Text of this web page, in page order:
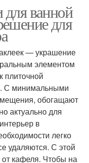
ванной
для
— украшение
элементом
плиточной
С минимальными
обогащают
актуально для
в
легко
удаляются. С этой
кафеля. Чтобы на